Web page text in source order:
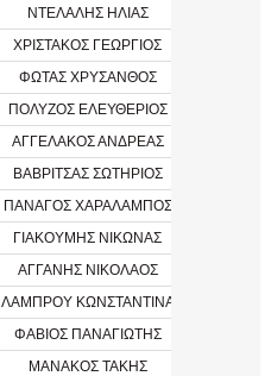
ΝΤΕΛΑΛΗΣ ΗΛΙΑΣ
ΧΡΙΣΤΑΚΟΣ ΓΕΩΡΓΙΟΣ
ΦΩΤΑΣ ΧΡΥΣΑΝΘΟΣ
ΠΟΛΥΖΟΣ ΕΛΕΥΘΕΡΙΟΣ
ΑΓΓΕΛΑΚΟΣ ΑΝΔΡΕΑΣ
ΒΑΒΡΙΤΣΑΣ ΣΩΤΗΡΙΟΣ
ΠΑΝΑΓΟΣ ΧΑΡΑΛΑΜΠΟΣ
ΓΙΑΚΟΥΜΗΣ ΝΙΚΩΝΑΣ
ΑΓΓΑΝΗΣ ΝΙΚΟΛΑΟΣ
ΛΑΜΠΡΟΥ ΚΩΝΣΤΑΝΤΙΝΑ
ΦΑΒΙΟΣ ΠΑΝΑΓΙΩΤΗΣ
ΜΑΝΑΚΟΣ ΤΑΚΗΣ